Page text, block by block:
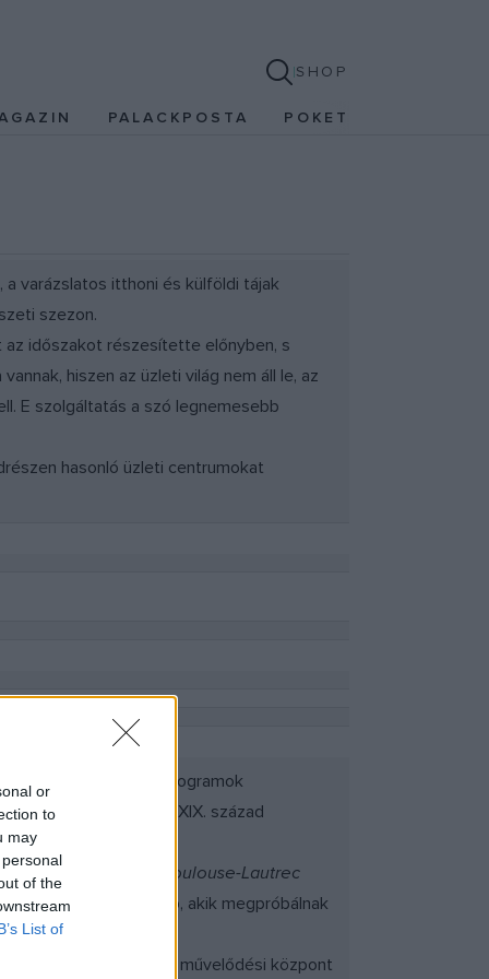
or
to
may
of the
List of
SHOP
PALACKPOSTA POKET
a varázslatos itthoni és külföldi tájak
szezon.
időszakot részesítette előnyben, s
hiszen az üzleti világ nem áll le, az
E szolgáltatás a szó legnemesebb
hasonló üzleti centrumokat
tanácsadással, programok
Galéria néven, ahol a XIX. század
Béla
Toulouse-Lautrec
is helyet kap, akik megpróbálnak
lakásgaléria, a művelődési központ